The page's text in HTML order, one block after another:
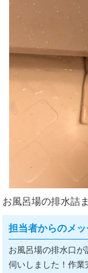
お風呂場の排水詰
担当者からのメ
お風呂場の排水口
伺いしました！作